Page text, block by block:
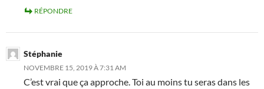
RÉPONDRE
Stéphanie
NOVEMBRE 15, 2019 À 7:31 AM
C’est vrai que ça approche. Toi au moins tu seras dans les